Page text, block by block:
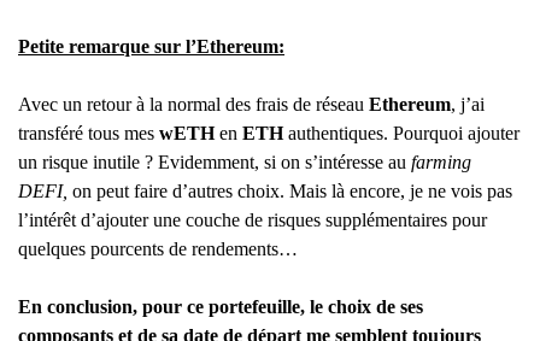
Petite remarque sur l’Ethereum:
Avec un retour à la normal des frais de réseau Ethereum, j’ai
transféré tous mes wETHen ETHauthentiques. Pourquoi ajouter
un risque inutile ? Evidemment, si on s’intéresse au farming
DEFI, on peut faire d’autres choix. Mais là encore, je ne vois pas
l’intérêt d’ajouter une couche de risques supplémentaires pour
quelques pourcents de rendements…
En conclusion, pour ce portefeuille, le choix de ses
composants et de sa date de départ me semblent toujours